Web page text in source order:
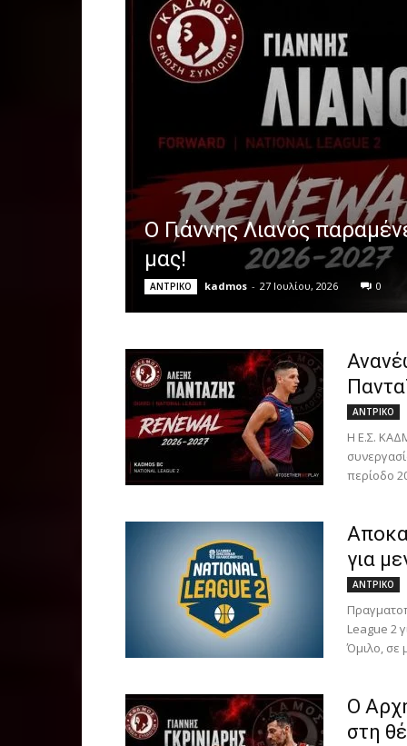
Ο Γιάννης Λιανός
μας!
ΑΝTΡΙΚΟ kadmos - 27 Ιουλίου, 2026 0
ΑΝTΡΙΚΟ
Η Ε.Σ.
περίοδο
για
ΑΝTΡΙΚΟ
League 2
Όμιλο, σε
Ο
στη